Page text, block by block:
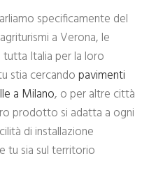
specificamente del
a Verona, le
Italia per la loro
stia cercandopavimenti
a Milano, o per altre città
prodotto si adatta a ogni
di installazione
tu sia sul territorio